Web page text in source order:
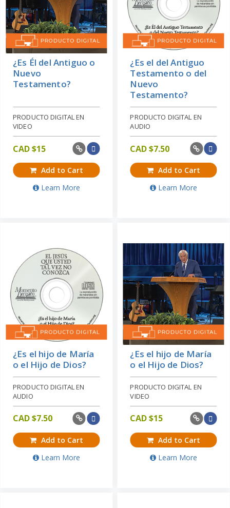
¿Es Él del Antiguo o
Nuevo
Testamento?
PRODUCTO DIGITAL EN
VIDEO
CAD $15
Add to Cart
Learn More
¿Es el del Antiguo
Testamento o del
Nuevo
Testamento?
PRODUCTO DIGITAL EN
AUDIO
CAD $7.50
Add to Cart
Learn More
¿Es el hijo de María
o el Hijo de Dios?
PRODUCTO DIGITAL EN
AUDIO
CAD $7.50
Add to Cart
Learn More
¿Es el hijo de María
o el Hijo de Dios?
PRODUCTO DIGITAL EN
VIDEO
CAD $15
Add to Cart
Learn More